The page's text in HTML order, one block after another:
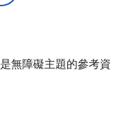
無障礙主題的參考資